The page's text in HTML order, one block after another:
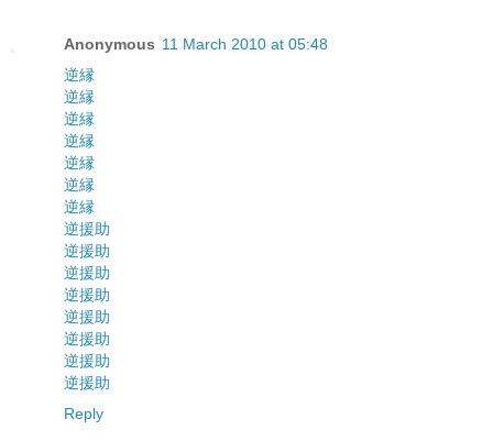
Anonymous 11 March 2010 at 05:48
逆縁
逆縁
逆縁
逆縁
逆縁
逆縁
逆縁
逆援助
逆援助
逆援助
逆援助
逆援助
逆援助
逆援助
逆援助
Reply